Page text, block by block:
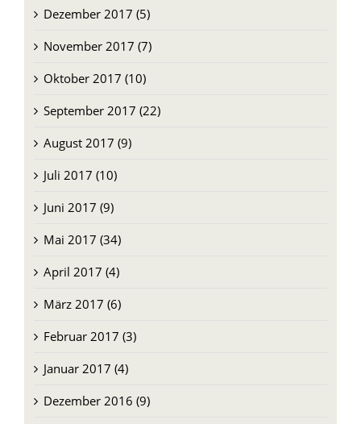
Dezember 2017 (5)
November 2017 (7)
Oktober 2017 (10)
September 2017 (22)
August 2017 (9)
Juli 2017 (10)
Juni 2017 (9)
Mai 2017 (34)
April 2017 (4)
März 2017 (6)
Februar 2017 (3)
Januar 2017 (4)
Dezember 2016 (9)